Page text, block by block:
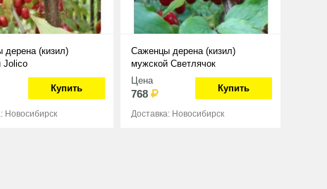
дерена (кизил)
Jolico
Купить
Новосибирск
Саженцы дерена (кизил)
мужской Светлячок
Цена
768 Купить
Доставка: Новосибирск